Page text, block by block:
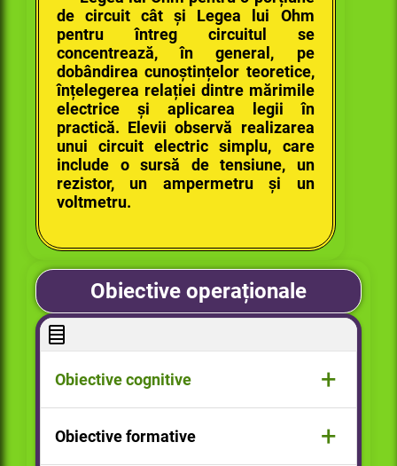
de circuit cât și Legea lui Ohm
pentru întreg circuitul se
concentrează, în general, pe
dobândirea cunoștințelor teoretice,
înțelegerea relației dintre mărimile
electrice și aplicarea legii în
practică. Elevii observă realizarea
unui circuit electric simplu, care
include o sursă de tensiune, un
rezistor, un ampermetru și un
voltmetru.
Obiective operaționale
Obiective cognitive +
Să definească mărimile fizice
caracteristice curentului electric.
Obiective formative +